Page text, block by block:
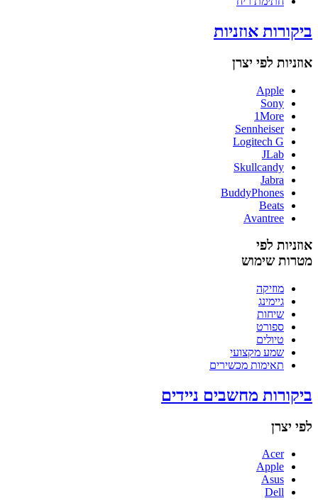
ביקורות אוזניות
אוזניות לפי יצרן
Apple
Sony
1More
Sennheiser
Logitech G
JLab
Skullcandy
Jabra
BuddyPhones
Beats
Avantree
אוזניות לפי
מטרות שימוש
מוזיקה
גיימינג
שיחות
ספורט
טיולים
שמע מקצועי
תאימות מכשירים
ביקורות מחשבים ניידים
לפי יצרן
Acer
Apple
Asus
Dell